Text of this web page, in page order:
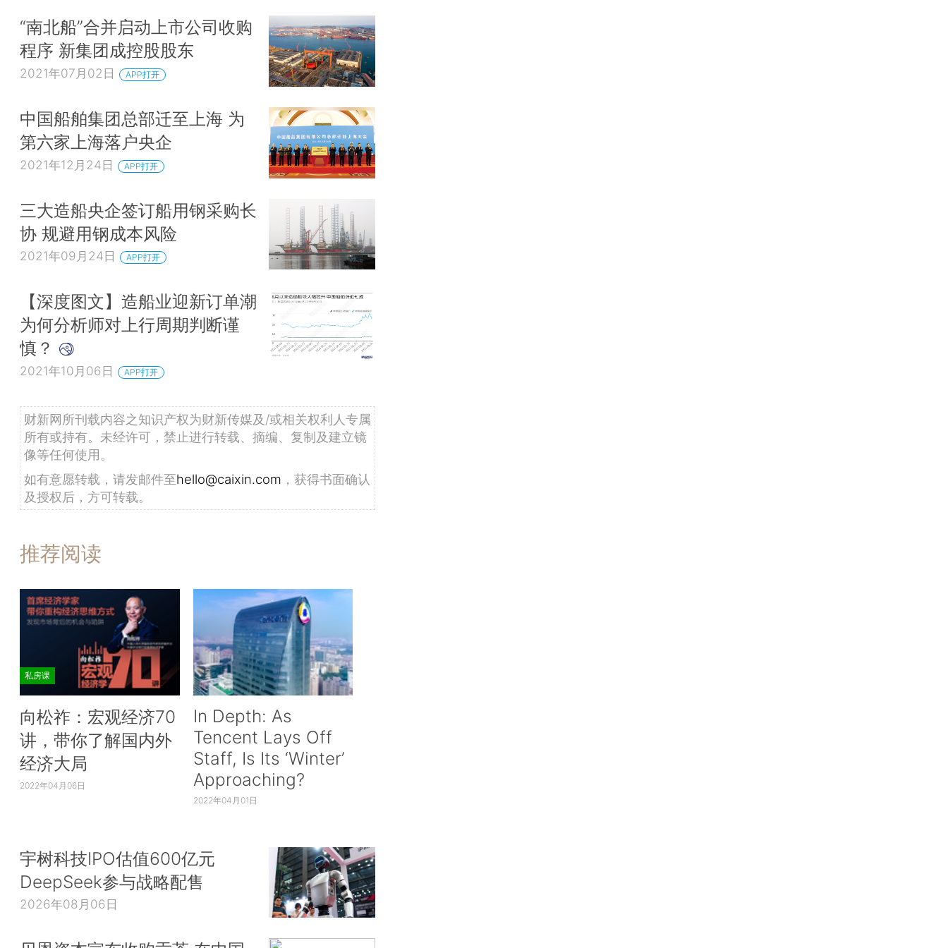
“南北船”合并启动上市公司收购
程序 新集团成控股股东
2021年07月02日 APP打开
中国船舶集团总部迁至上海 为
第六家上海落户央企
2021年12月24日 APP打开
三大造船央企签订船用钢采购长
协 规避用钢成本风险
2021年09月24日 APP打开
【深度图文】造船业迎新订单潮
为何分析师对上行周期判断谨
慎？
2021年10月06日 APP打开
财新网所刊载内容之知识产权为财新传媒及/或相关权利人专属
所有或持有。未经许可，禁止进行转载、摘编、复制及建立镜
像等任何使用。
如有意愿转载，请发邮件至hello@caixin.com ，获得书面确认
及授权后，方可转载。
推荐阅读
私房课
向松祚：宏观经济70
讲，带你了解国内外
经济大局
2022年04月06日
In Depth: As
Tencent Lays Off
Staff, Is Its ‘Winter’
Approaching?
2022年04月01日
宇树科技IPO估值600亿元
DeepSeek参与战略配售
2026年08月06日